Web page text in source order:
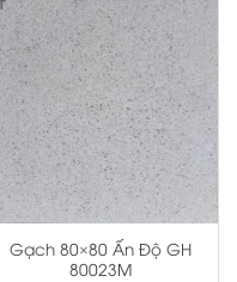
Gạch 80×80 Ấn Độ GH
80023M